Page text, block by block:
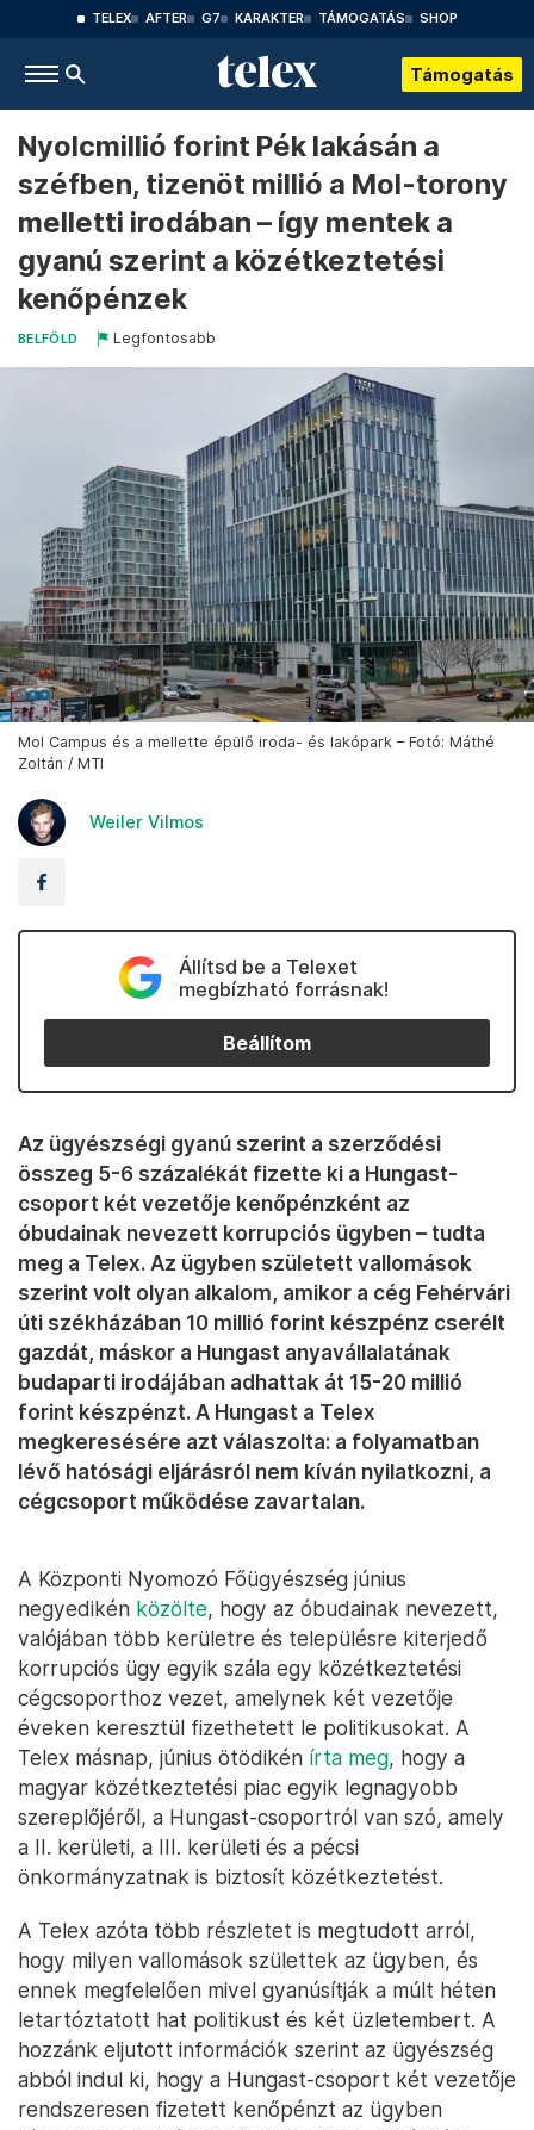
TELEX AFTER G7 KARAKTER TÁMOGATÁS SHOP
Támogatás
Nyolcmillió forint Pék lakásán a
széfben, tizenöt millió a Mol-torony
melletti irodában – így mentek a
gyanú szerint a közétkeztetési
kenőpénzek
BELFÖLD Legfontosabb
Mol Campus és a mellette épülő iroda- és lakópark – Fotó: Máthé
Zoltán / MTI
Weiler Vilmos
Állítsd be a Telexet
megbízható forrásnak!
Beállítom
Az ügyészségi gyanú szerint a szerződési
összeg 5-6 százalékát fizette ki a Hungast-
csoport két vezetője kenőpénzként az
óbudainak nevezett korrupciós ügyben – tudta
meg a Telex. Az ügyben született vallomások
szerint volt olyan alkalom, amikor a cég Fehérvári
úti székházában 10 millió forint készpénz cserélt
gazdát, máskor a Hungast anyavállalatának
budaparti irodájában adhattak át 15-20 millió
forint készpénzt. A Hungast a Telex
megkeresésére azt válaszolta: a folyamatban
lévő hatósági eljárásról nem kíván nyilatkozni, a
cégcsoport működése zavartalan.
A Központi Nyomozó Főügyészség június
negyedikén közölte, hogy az óbudainak nevezett,
valójában több kerületre és településre kiterjedő
korrupciós ügy egyik szála egy közétkeztetési
cégcsoporthoz vezet, amelynek két vezetője
éveken keresztül fizethetett le politikusokat. A
Telex másnap, június ötödikén írta meg, hogy a
magyar közétkeztetési piac egyik legnagyobb
szereplőjéről, a Hungast-csoportról van szó, amely
a II. kerületi, a III. kerületi és a pécsi
önkormányzatnak is biztosít közétkeztetést.
A Telex azóta több részletet is megtudott arról,
hogy milyen vallomások születtek az ügyben, és
ennek megfelelően mivel gyanúsítják a múlt héten
letartóztatott hat politikust és két üzletembert. A
hozzánk eljutott információk szerint az ügyészség
abból indul ki, hogy a Hungast-csoport két vezetője
rendszeresen fizetett kenőpénzt az ügyben